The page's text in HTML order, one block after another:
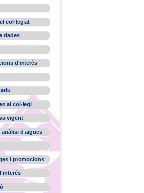
col·legiat
dades
d'interès
al col·legi
vigent
anàlisi d'aigües
i promocions